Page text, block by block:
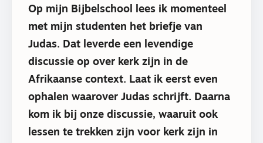
Op mijn Bijbelschool lees ik momenteel
met mijn studenten het briefje van
Judas. Dat leverde een levendige
discussie op over kerk zijn in de
Afrikaanse context. Laat ik eerst even
ophalen waarover Judas schrijft. Daarna
kom ik bij onze discussie, waaruit ook
lessen te trekken zijn voor kerk zijn in